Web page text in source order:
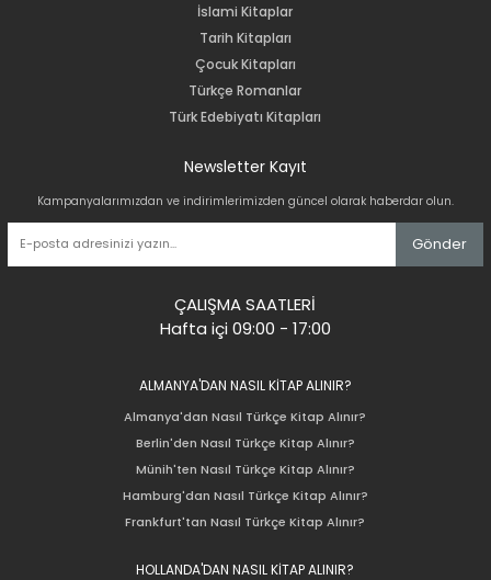
İslami Kitaplar
Tarih Kitapları
Çocuk Kitapları
Türkçe Romanlar
Türk Edebiyatı Kitapları
Newsletter Kayıt
Kampanyalarımızdan ve indirimlerimizden güncel olarak haberdar olun.
Gönder
ÇALIŞMA SAATLERİ
Hafta içi 09:00 - 17:00
ALMANYA'DAN NASIL KİTAP ALINIR?
Almanya'dan Nasıl Türkçe Kitap Alınır?
Berlin'den Nasıl Türkçe Kitap Alınır?
Münih'ten Nasıl Türkçe Kitap Alınır?
Hamburg'dan Nasıl Türkçe Kitap Alınır?
Frankfurt'tan Nasıl Türkçe Kitap Alınır?
HOLLANDA'DAN NASIL KİTAP ALINIR?